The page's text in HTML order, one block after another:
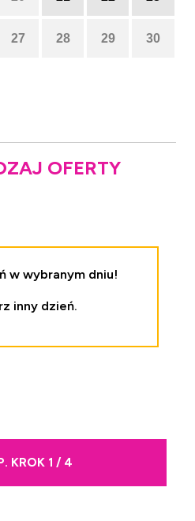
27 28 29 30
OFERTY
w wybranym dniu!
inny dzień.
KROK 1 / 4